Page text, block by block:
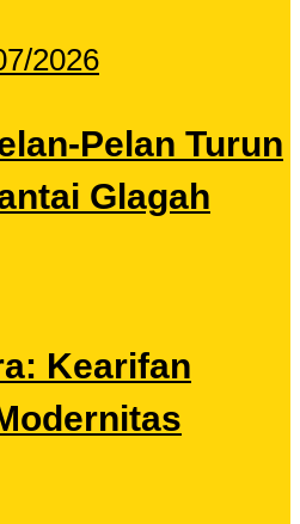
2026
Pelan Turun
Glagah
Kearifan